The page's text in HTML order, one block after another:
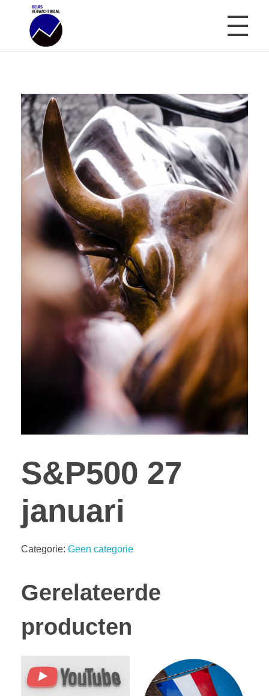
S&P500 27
januari
Categorie: Geen categorie
Gerelateerde
producten